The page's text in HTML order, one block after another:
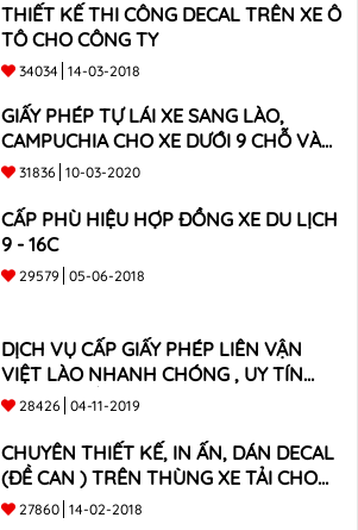
THIẾT KẾ THI CÔNG DECAL TRÊN XE Ô
TÔ CHO CÔNG TY
34034 14-03-2018
GIẤY PHÉP TỰ LÁI XE SANG LÀO,
CAMPUCHIA CHO XE DƯỚI 9 CHỖ VÀ
XE BÁN TẢI
31836 10-03-2020
CẤP PHÙ HIỆU HỢP ĐỒNG XE DU LỊCH
9 - 16C
29579 05-06-2018
DỊCH VỤ CẤP GIẤY PHÉP LIÊN VẬN
VIỆT LÀO NHANH CHÓNG , UY TÍN
TOÀN QUỐC
28426 04-11-2019
CHUYÊN THIẾT KẾ, IN ẤN, DÁN DECAL
(ĐỀ CAN ) TRÊN THÙNG XE TẢI CHO
CÔNG TY
27860 14-02-2018